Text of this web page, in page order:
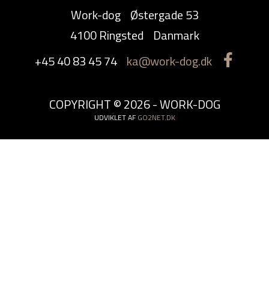
Work-dog Østergade 53
4100 Ringsted
Danmark
+45 40 83 45 74 ka@work-dog.dk
COPYRIGHT © 2026 - WORK-DOG
UDVIKLET AF GO2NET.DK